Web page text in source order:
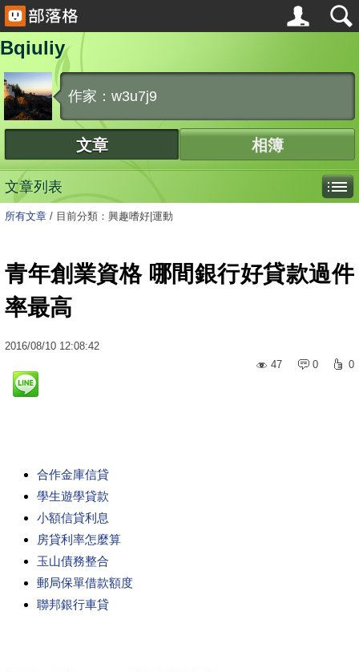
Bqiuliy
作家：w3u7j9
文章 相簿
文章列表
所有文章 / 目前分類：興趣嗜好|運動
青年創業資格 哪間銀行好貸款過件
率最高
2016/08/10 12:08:42
47
0 0
合作金庫信貸
學生遊學貸款
小額信貸利息
房貸利率怎麼算
玉山債務整合
郵局保單借款額度
聯邦銀行車貸